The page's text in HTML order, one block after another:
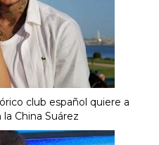
club español quiere a
China Suárez